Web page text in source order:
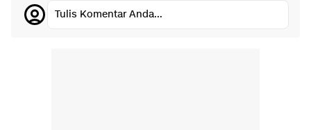
Tulis Komentar Anda...